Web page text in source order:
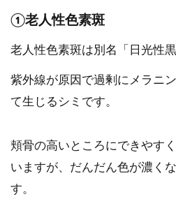
①老人性色素斑
老人性色素斑は別名「日光性
紫外線が原因で過剰にメラニ
て生じるシミです。
頬骨の高いところにできやす
いますが、だんだん色が濃く
す。